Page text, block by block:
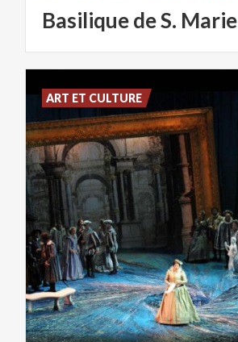
BasiliquedeS. Marie
ART ET CULTURE